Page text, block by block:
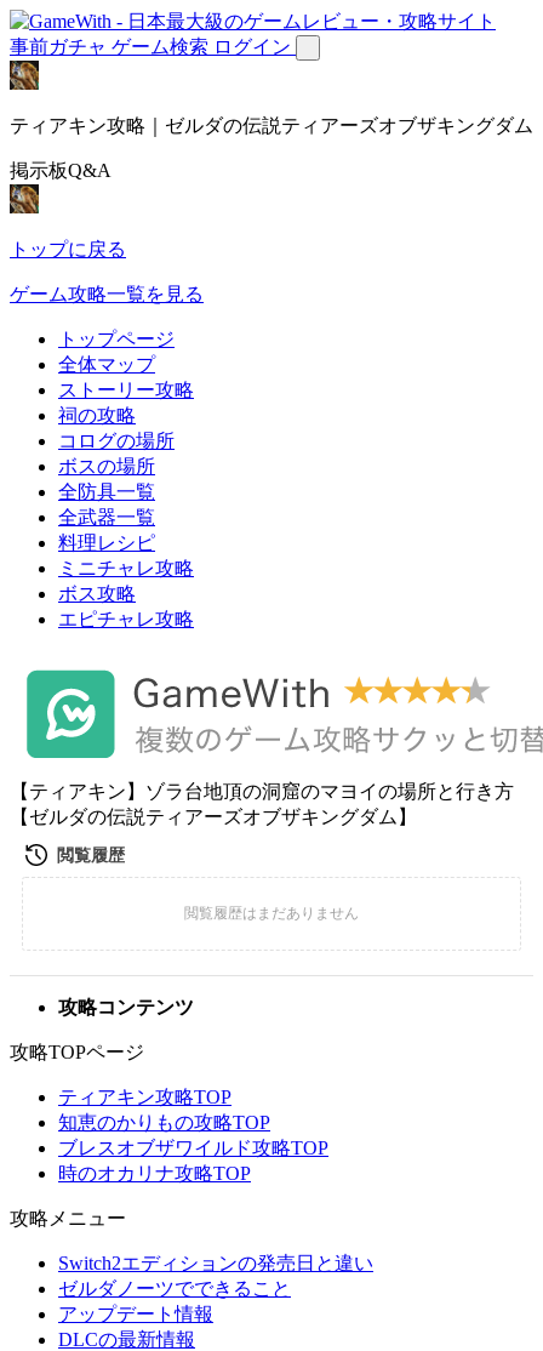
事前ガチャ ゲーム検索 ログイン
ティアキン攻略｜ゼルダの伝説ティアーズオブザキングダム
掲示板Q&A
トップに戻る
ゲーム攻略一覧を見る
トップページ
全体マップ
ストーリー攻略
祠の攻略
コログの場所
ボスの場所
全防具一覧
全武器一覧
料理レシピ
ミニチャレ攻略
ボス攻略
エピチャレ攻略
【ティアキン】ゾラ台地頂の洞窟のマヨイの場所と行き方
【ゼルダの伝説ティアーズオブザキングダム】
攻略コンテンツ
攻略TOPページ
ティアキン攻略TOP
知恵のかりもの攻略TOP
ブレスオブザワイルド攻略TOP
時のオカリナ攻略TOP
攻略メニュー
Switch2エディションの発売日と違い
ゼルダノーツでできること
アップデート情報
DLCの最新情報